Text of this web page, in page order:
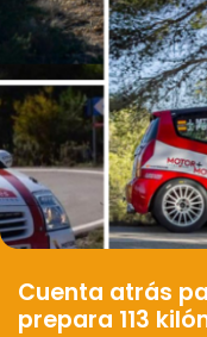
Cuenta atrás
prepara 113